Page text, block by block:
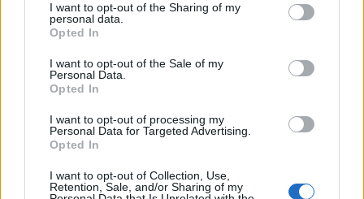
I want to opt-out of the Sharing of my
personal data.
Opted In
I want to opt-out of the Sale of my
Personal Data.
Opted In
I want to opt-out of processing my
Personal Data for Targeted Advertising.
Opted In
I want to opt-out of Collection, Use,
Retention, Sale, and/or Sharing of my